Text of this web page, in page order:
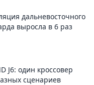
дальневосточного
выросла в 6 раз
J6: один кроссовер
сценариев